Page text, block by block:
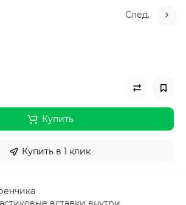
След.
Купить
Купить в 1 клик